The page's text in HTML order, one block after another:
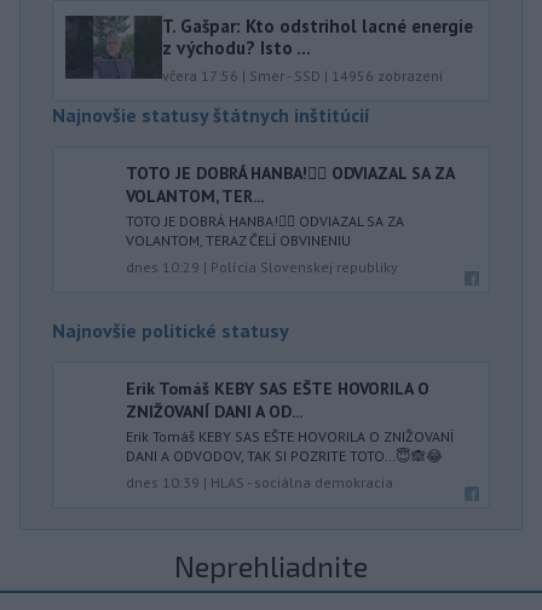
T. Gašpar: Kto odstrihol lacné energie
z východu? Isto ...
včera 17:56 | Smer - SSD | 14956 zobrazení
Najnovšie statusy štátnych inštitúcií
TOTO JE DOBRÁ HANBA!🤦‍♂️ ODVIAZAL SA ZA
VOLANTOM, TER...
TOTO JE DOBRÁ HANBA!🤦‍♂️ ODVIAZAL SA ZA
VOLANTOM, TERAZ ČELÍ OBVINENIU
dnes 10:29 | Polícia Slovenskej republiky
Najnovšie politické statusy
Erik Tomáš KEBY SAS EŠTE HOVORILA O
ZNIŽOVANÍ DANI A OD...
Erik Tomáš KEBY SAS EŠTE HOVORILA O ZNIŽOVANÍ
DANI A ODVODOV, TAK SI POZRITE TOTO…😇🙈😂
dnes 10:39 | HLAS - sociálna demokracia
Neprehliadnite